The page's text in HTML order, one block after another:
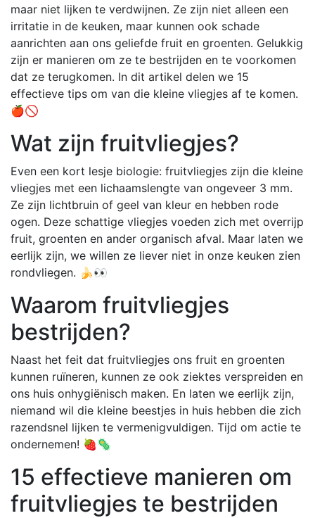
maar niet lijken te verdwijnen. Ze zijn niet alleen een
irritatie in de keuken, maar kunnen ook schade
aanrichten aan ons geliefde fruit en groenten. Gelukkig
zijn er manieren om ze te bestrijden en te voorkomen
dat ze terugkomen. In dit artikel delen we 15
effectieve tips om van die kleine vliegjes af te komen.
🍎🚫
Wat zijn fruitvliegjes?
Even een kort lesje biologie: fruitvliegjes zijn die kleine
vliegjes met een lichaamslengte van ongeveer 3 mm.
Ze zijn lichtbruin of geel van kleur en hebben rode
ogen. Deze schattige vliegjes voeden zich met overrijp
fruit, groenten en ander organisch afval. Maar laten we
eerlijk zijn, we willen ze liever niet in onze keuken zien
rondvliegen. 🍌👀
Waarom fruitvliegjes
bestrijden?
Naast het feit dat fruitvliegjes ons fruit en groenten
kunnen ruïneren, kunnen ze ook ziektes verspreiden en
ons huis onhygiënisch maken. En laten we eerlijk zijn,
niemand wil die kleine beestjes in huis hebben die zich
razendsnel lijken te vermenigvuldigen. Tijd om actie te
ondernemen! 🍓🦠
15 effectieve manieren om
fruitvliegjes te bestrijden